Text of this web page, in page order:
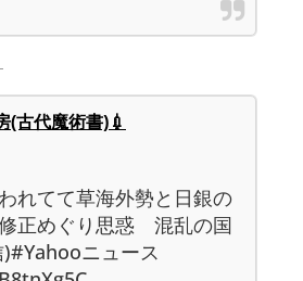
(古代魔術書)💉
れてて草海外勢と日銀の
正めぐり思惑 混乱の国
ニュース